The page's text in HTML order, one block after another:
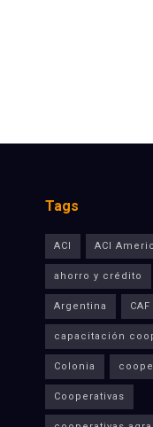
Tags
ACI ACI
ahorro y crédito
Argentina CAF
capacitación
Colonia
Cooperativas